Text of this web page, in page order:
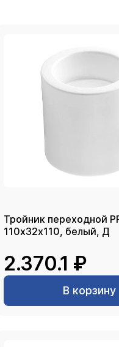
Тройник переходной
110х32х110, белый, Д
2.370.1 ₽
В корзину